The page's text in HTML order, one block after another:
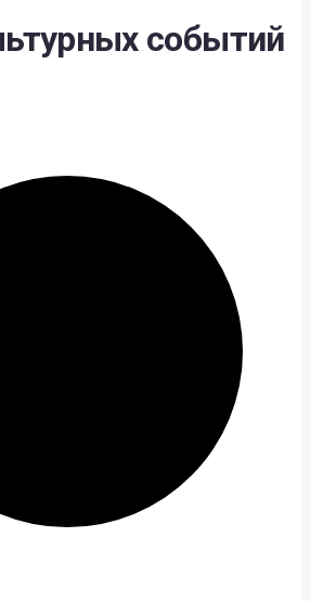
событий